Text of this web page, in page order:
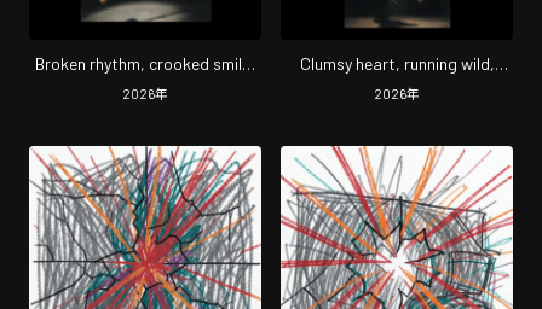
Broken rhythm, crooked smile,
I've
2026年
Clumsy heart, running wild,
never
2026年